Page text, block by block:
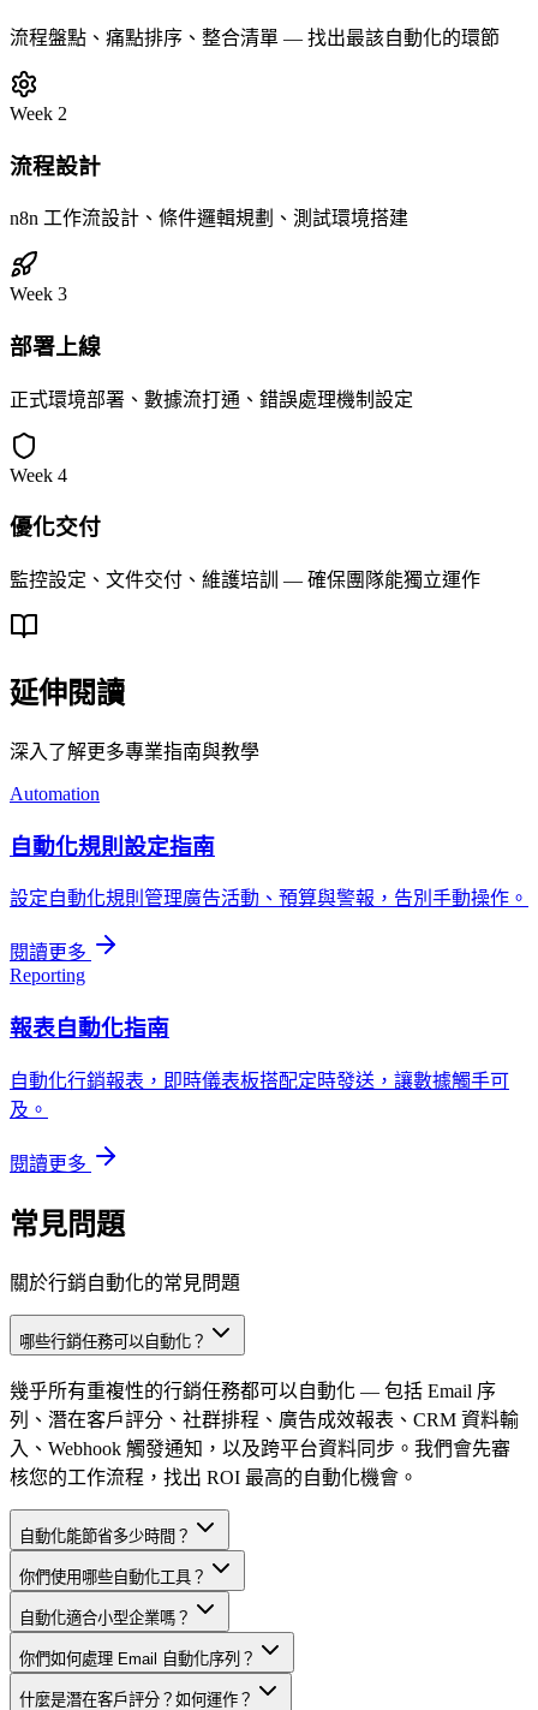
流程盤點、痛點排序、整合清單 — 找出最該自動化的環節
Week 2
流程設計
n8n 工作流設計、條件邏輯規劃、測試環境搭建
Week 3
部署上線
正式環境部署、數據流打通、錯誤處理機制設定
Week 4
優化交付
監控設定、文件交付、維護培訓 — 確保團隊能獨立運作
延伸閱讀
深入了解更多專業指南與教學
Automation
自動化規則設定指南
設定自動化規則管理廣告活動、預算與警報，告別手動操作。
閱讀更多
Reporting
報表自動化指南
自動化行銷報表，即時儀表板搭配定時發送，讓數據觸手可
及。
閱讀更多
常見問題
關於行銷自動化的常見問題
哪些行銷任務可以自動化？
幾乎所有重複性的行銷任務都可以自動化 — 包括 Email 序
列、潛在客戶評分、社群排程、廣告成效報表、CRM 資料輸
入、Webhook 觸發通知，以及跨平台資料同步。我們會先審
核您的工作流程，找出 ROI 最高的自動化機會。
自動化能節省多少時間？
你們使用哪些自動化工具？
自動化適合小型企業嗎？
你們如何處理 Email 自動化序列？
什麼是潛在客戶評分？如何運作？